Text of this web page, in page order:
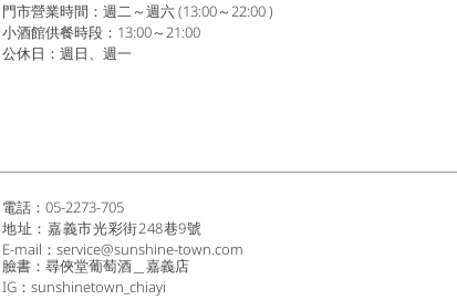
門市營業時間：週二～週六 (13:00～22:00 )
小酒館供餐時段：13:00～21:00
公休日：週日、週一
電話：05-2273-705
地址： 嘉義市光彩街248巷9號
E-mail： service@sunshine-town.com
臉書：尋俠堂葡萄酒＿嘉義店
IG：sunshinetown_chiayi